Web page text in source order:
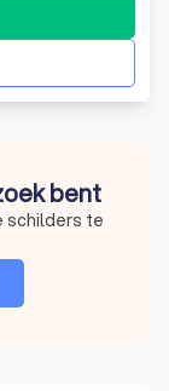
bent
schilders te